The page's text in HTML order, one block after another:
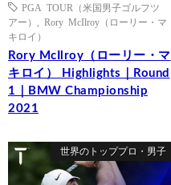
PGA TOUR（米国男子ゴルフツ
アー）
Rory McIlroy（ローリー・マ
キロイ）
Rory McIlroy（ローリー・マ
キロイ） Highlights｜Round
1｜BMW Championship
2021
世界のトッププロ・男子